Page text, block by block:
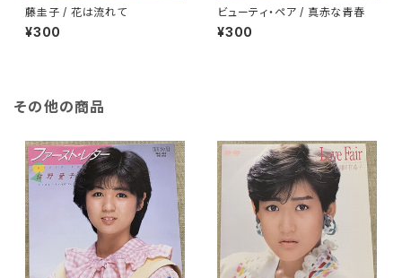
藤圭子 / 花は流れて
¥300
ビューティ・ペア / 真赤な青春
¥300
その他の商品